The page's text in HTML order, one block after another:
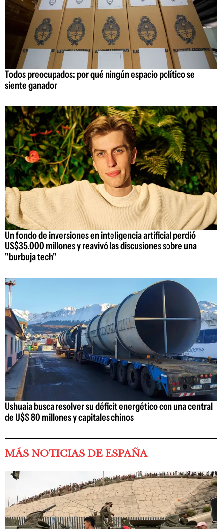
Todos preocupados: por qué ningún espacio político se
siente ganador
Un fondo de inversiones en inteligencia artificial perdió
US$35.000 millones y reavivó las discusiones sobre una
"burbuja tech"
Ushuaia busca resolver su déficit energético con una central
de U$S 80 millones y capitales chinos
MÁS NOTICIAS DE ESPAÑA